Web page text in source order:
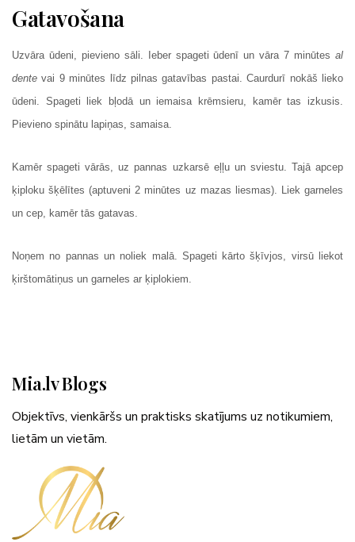
Gatavošana
Uzvāra ūdeni, pievieno sāli. Ieber spageti ūdenī un vāra 7 minūtes al
dente vai 9 minūtes līdz pilnas gatavības pastai. Caurdurī nokāš lieko
ūdeni. Spageti liek bļodā un iemaisa krēmsieru, kamēr tas izkusis.
Pievieno spinātu lapiņas, samaisa.
Kamēr spageti vārās, uz pannas uzkarsē eļļu un sviestu. Tajā apcep
ķiploku šķēlītes (aptuveni 2 minūtes uz mazas liesmas). Liek garneles
un cep, kamēr tās gatavas.
Noņem no pannas un noliek malā. Spageti kārto šķīvjos, virsū liekot
ķirštomātiņus un garneles ar ķiplokiem.
Mia.lv Blogs
Objektīvs, vienkāršs un praktisks skatījums uz notikumiem,
lietām un vietām.